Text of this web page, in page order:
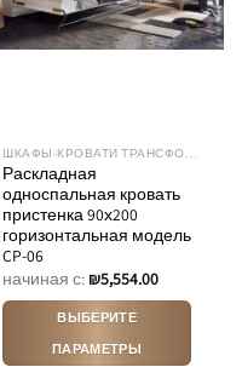
товара.
ШКАФЫ-КРОВАТИ ТРАНСФОРМЕРЫ
Раскладная
односпальная кровать
пристенка 90х200
горизонтальная модель
CP-06
начиная с: ₪5,554.00
ВЫБЕРИТЕ
ПАРАМЕТРЫ